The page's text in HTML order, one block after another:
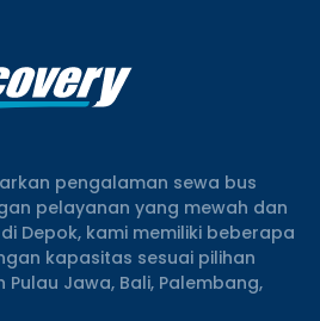
pengalaman sewa bus
pelayanan yang mewah dan
Depok, kami memiliki beberapa
kapasitas sesuai pilihan
Jawa, Bali, Palembang,